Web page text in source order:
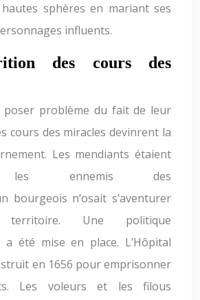
sphères en mariant ses
influents.
des cours des
poser problème du fait de leur
cours des miracles devinrent la
Les mendiants étaient
les ennemis des
bourgeois n’osait s’aventurer
Une politique
a été mise en place. L’Hôpital
en 1656 pour emprisonner
Les voleurs et les filous